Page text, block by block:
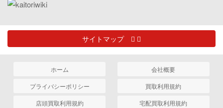
サイトマップ
ホーム
会社概要
プライバシーポリシー
買取利用規約
店頭買取利用規約
宅配買取利用規約